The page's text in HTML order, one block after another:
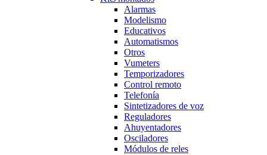
Alarmas
Modelismo
Educativos
Automatismos
Otros
Vumeters
Temporizadores
Control remoto
Telefonía
Sintetizadores de voz
Reguladores
Ahuyentadores
Osciladores
Módulos de reles